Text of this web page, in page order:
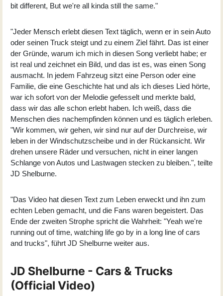
bit different, But we're all kinda still the same."
"Jeder Mensch erlebt diesen Text täglich, wenn er in sein Auto
oder seinen Truck steigt und zu einem Ziel fährt. Das ist einer
der Gründe, warum ich mich in diesen Song verliebt habe; er
ist real und zeichnet ein Bild, und das ist es, was einen Song
ausmacht. In jedem Fahrzeug sitzt eine Person oder eine
Familie, die eine Geschichte hat und als ich dieses Lied hörte,
war ich sofort von der Melodie gefesselt und merkte bald,
dass wir das alle schon erlebt haben. Ich weiß, dass die
Menschen dies nachempfinden können und es täglich erleben.
"Wir kommen, wir gehen, wir sind nur auf der Durchreise, wir
leben in der Windschutzscheibe und in der Rückansicht. Wir
drehen unsere Räder und versuchen, nicht in einer langen
Schlange von Autos und Lastwagen stecken zu bleiben.", teilte
JD Shelburne.
"Das Video hat diesen Text zum Leben erweckt und ihn zum
echten Leben gemacht, und die Fans waren begeistert. Das
Ende der zweiten Strophe spricht die Wahrheit: "Yeah we're
running out of time, watching life go by in a long line of cars
and trucks", führt JD Shelburne weiter aus.
JD Shelburne - Cars & Trucks
(Official Video)